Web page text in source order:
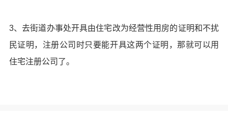
3、去街道办事处开具由住宅改为经营性用房的证明和不扰
民证明，注册公司时只要能开具这两个证明，那就可以用
住宅注册公司了。